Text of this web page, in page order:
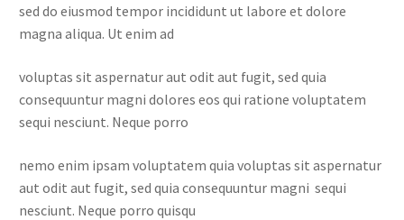
sed do eiusmod tempor incididunt ut labore et dolore
magna aliqua. Ut enim ad
voluptas sit aspernatur aut odit aut fugit, sed quia
consequuntur magni dolores eos qui ratione voluptatem
sequi nesciunt. Neque porro
nemo enim ipsam voluptatem quia voluptas sit aspernatur
aut odit aut fugit, sed quia consequuntur magni sequi
nesciunt. Neque porro quisqu